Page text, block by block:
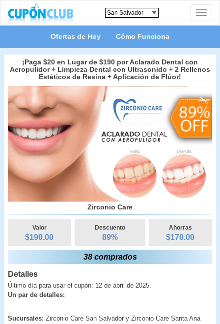
Toggle
Ofertas de Hoy Cómo Funciona
¡Paga $20 en Lugar de $190 por Aclarado Dental con
Aeropulidor + Limpieza Dental con Ultrasonido + 2 Rellenos
Estéticos de Resina + Aplicación de Flúor!
Zirconio Care
Valor
$190.00
Descuento
89%
Ahorras
$170.00
38 comprados
Detalles
Último día para usar el cupón: 12 de abril de 2025.
Un par de detalles:
Sucursales: Zirconio Care San Salvador y Zirconio Care Santa Ana